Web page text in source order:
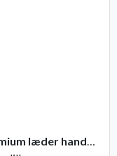
Premium læder handske Flutter